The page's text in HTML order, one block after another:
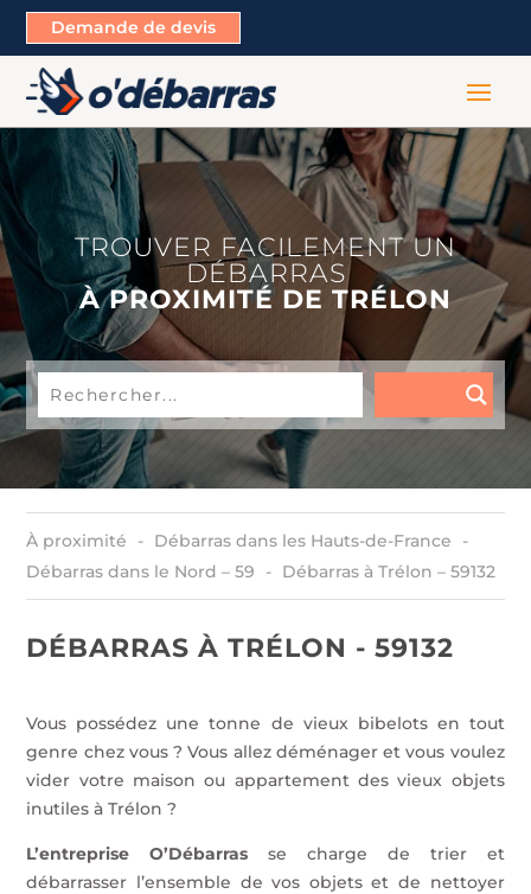
Demande de devis
TROUVER FACILEMENT UN
DÉBARRAS
À PROXIMITÉ DE TRÉLON
À proximité
Débarras dans les Hauts-de-France
Débarras dans le Nord – 59
Débarras à Trélon – 59132
DÉBARRAS À TRÉLON - 59132
Vous possédez une tonne de vieux bibelots en tout
genre chez vous ? Vous allez déménager et vous voulez
vider votre maison ou appartement des vieux objets
inutiles à Trélon ?
L’entreprise O’Débarras se charge de trier et
débarrasser l’ensemble de vos objets et de nettoyer